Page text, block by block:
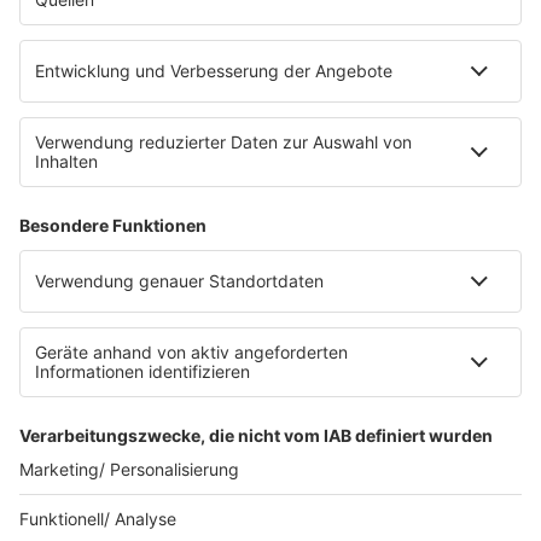
eröffnet. Direkt an der Medizinischen Klinik bietet es
E-Bikes über eine Photovoltaikanlage auf dem …
Impressum
Datenschutzerklärung
Datenschutzeinstellungen